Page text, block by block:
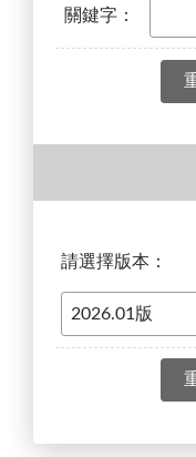
關鍵字：
請選擇版本：